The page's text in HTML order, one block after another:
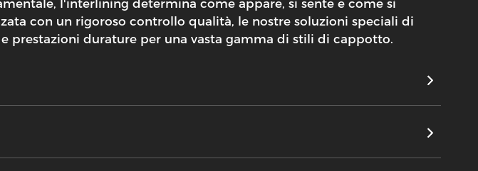
l'interlining determina come appare, si sente e come si
con un rigoroso controllo qualità, le nostre soluzioni speciali di
durature per una vasta gamma di stili di cappotto.